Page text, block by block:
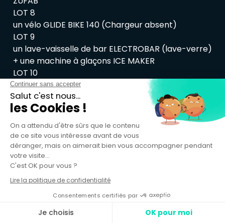
LOT 8
un vélo GLIDE BIKE 140 (Chargeur absent)
LOT 9
un lave-vaisselle de bar ELECTROBAR (lave-verre)
+ une machine à glaçons ICE MAKER
LOT 10
un chalumeau avec charriot + un compresseur
HC54 SOL
LOT 11
un chalumeau sur charriot + une débrousailleuse
TCK
LOT 12
Un nettoyeur aspirateur KARCHER PROFESSIONAL
LOT 13
Un aspirateur KARCHER PROFESSIONAL + un
nettoyeur vapeur KARCHER
Un nettoyeur haute pression KARCHER K7